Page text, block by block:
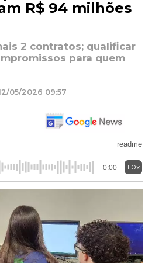
R$ 94 milhões
2 contratos; qualificar
para quem
05/2026 09:57
readme
0:00 1.0x